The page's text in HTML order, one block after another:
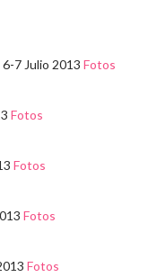
7 Julio 2013 Fotos
Fotos
Fotos
Fotos
Fotos